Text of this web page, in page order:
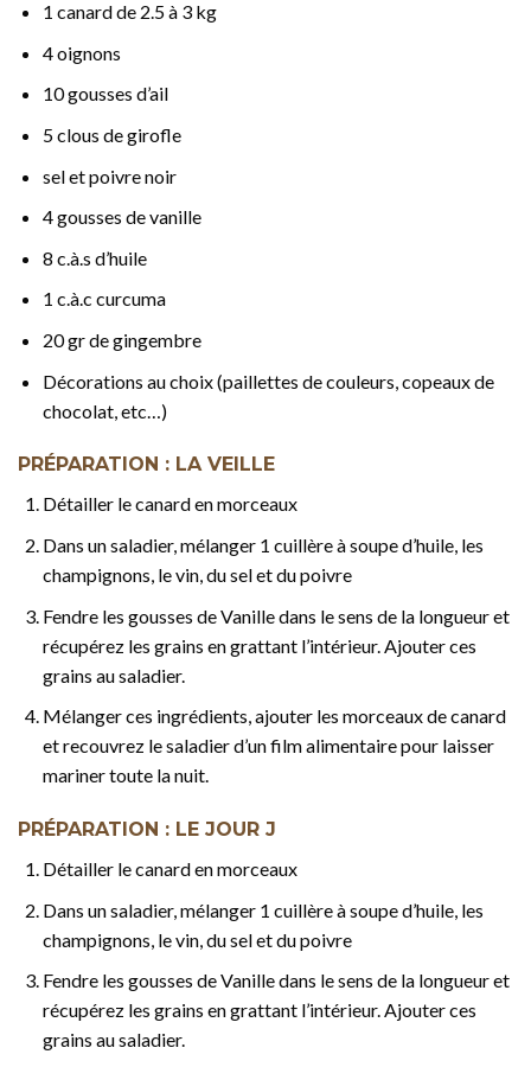
1 canard de 2.5 à 3 kg
4 oignons
10 gousses d’ail
5 clous de girofle
sel et poivre noir
4 gousses de vanille
8 c.à.s d’huile
1 c.à.c curcuma
20 gr de gingembre
Décorations au choix (paillettes de couleurs, copeaux de
chocolat, etc…)
PRÉPARATION : LA VEILLE
Détailler le canard en morceaux
Dans un saladier, mélanger 1 cuillère à soupe d’huile, les
champignons, le vin, du sel et du poivre
Fendre les gousses de Vanille dans le sens de la longueur et
récupérez les grains en grattant l’intérieur. Ajouter ces
grains au saladier.
Mélanger ces ingrédients, ajouter les morceaux de canard
et recouvrez le saladier d’un film alimentaire pour laisser
mariner toute la nuit.
PRÉPARATION : LE JOUR J
Détailler le canard en morceaux
Dans un saladier, mélanger 1 cuillère à soupe d’huile, les
champignons, le vin, du sel et du poivre
Fendre les gousses de Vanille dans le sens de la longueur et
récupérez les grains en grattant l’intérieur. Ajouter ces
grains au saladier.